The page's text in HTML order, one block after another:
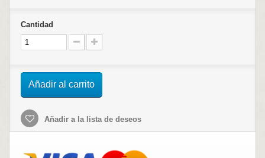
Cantidad
Añadir al carrito
Añadir a la lista de deseos